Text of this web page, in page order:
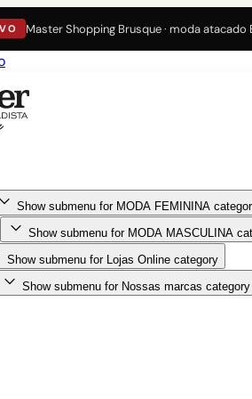
Master Shopping Brusque · moda atacado
Show submenu for MODA FEMININA
Show submenu for MODA MASCULINA
Show submenu for Lojas Online category
Show submenu for Nossas marcas category